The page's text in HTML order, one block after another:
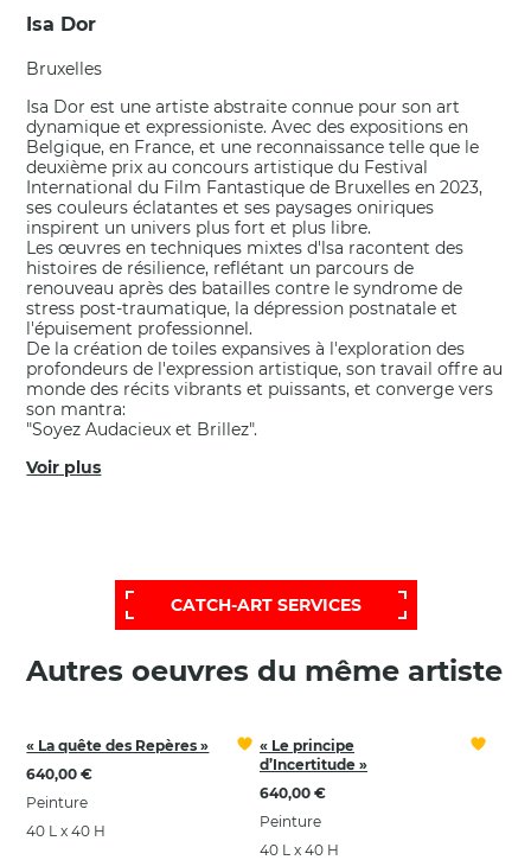
Isa Dor
Bruxelles
Isa Dor est une artiste abstraite connue pour son art
dynamique et expressioniste. Avec des expositions en
Belgique, en France, et une reconnaissance telle que le
deuxième prix au concours artistique du Festival
International du Film Fantastique de Bruxelles en 2023,
ses couleurs éclatantes et ses paysages oniriques
inspirent un univers plus fort et plus libre.
Les œuvres en techniques mixtes d'lsa racontent des
histoires de résilience, reflétant un parcours de
renouveau après des batailles contre le syndrome de
stress post-traumatique, la dépression postnatale et
l'épuisement professionnel.
De la création de toiles expansives à l'exploration des
profondeurs de l'expression artistique, son travail offre au
monde des récits vibrants et puissants, et converge vers
son mantra:
"Soyez Audacieux et Brillez".
Voir plus
CATCH-ART SERVICES
Autres oeuvres du même artiste
« La quête des Repères »
640,00 €
Peinture
40 L x 40 H
« Le principe
d’Incertitude »
640,00 €
Peinture
40 L x 40 H